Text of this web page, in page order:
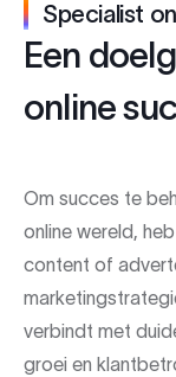
Specialist
Een
online
Om succes te
online wereld,
content of
verbindt met
groei en